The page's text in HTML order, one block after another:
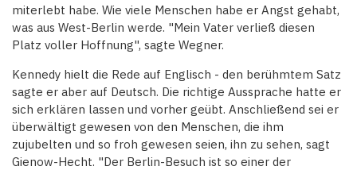
miterlebt habe. Wie viele Menschen habe er Angst gehabt,
was aus West-Berlin werde. "Mein Vater verließ diesen
Platz voller Hoffnung", sagte Wegner.
Kennedy hielt die Rede auf Englisch - den berühmtem Satz
sagte er aber auf Deutsch. Die richtige Aussprache hatte er
sich erklären lassen und vorher geübt. Anschließend sei er
überwältigt gewesen von den Menschen, die ihm
zujubelten und so froh gewesen seien, ihn zu sehen, sagt
Gienow-Hecht. "Der Berlin-Besuch ist so einer der